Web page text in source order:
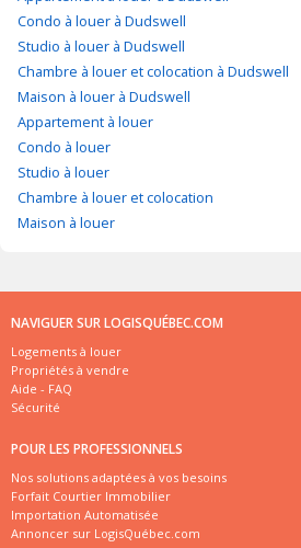
Condo à louer à Dudswell
Studio à louer à Dudswell
Chambre à louer et colocation à Dudswell
Maison à louer à Dudswell
Appartement à louer
Condo à louer
Studio à louer
Chambre à louer et colocation
Maison à louer
NAVIGUER SUR LOGISQUÉBEC.COM
Logements à louer
Propriétés à vendre
Aide - FAQ
Sécurité
POUR LES PROFESSIONNELS
Nos solutions adaptées à vos besoins
Forfait Courtier Immobilier
Importation Automatisée
Annoncer sur LogisQuébec.com